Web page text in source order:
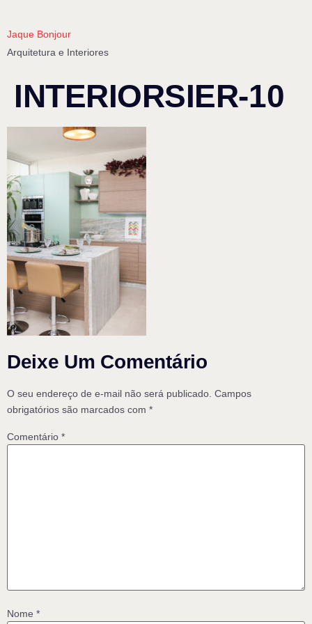
Jaque Bonjour
Arquitetura e Interiores
INTERIORSIER-10
Deixe Um Comentário
O seu endereço de e-mail não será publicado. Campos
obrigatórios são marcados com *
Comentário *
Nome *